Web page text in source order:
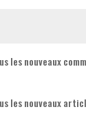
les nouveaux
les nouveaux